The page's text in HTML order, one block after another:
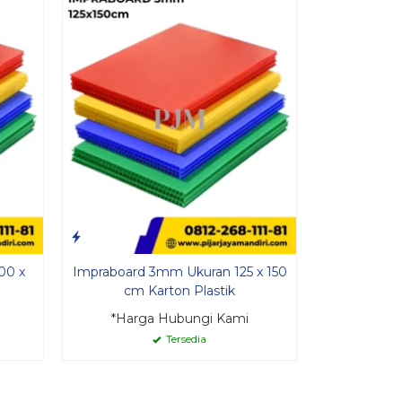
x
Impraboard 3mm Ukuran 125 x 150
cm Karton Plastik
*Harga Hubungi Kami
Tersedia